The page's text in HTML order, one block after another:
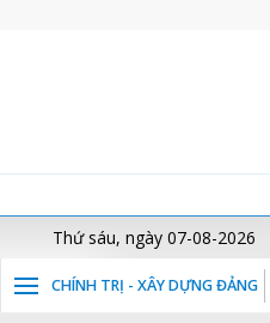
Thứ sáu, ngày 07-08-2026
CHÍNH TRỊ - XÂY DỰNG ĐẢNG